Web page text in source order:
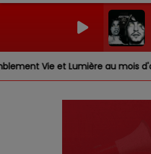
au mois d'août à Nevoy